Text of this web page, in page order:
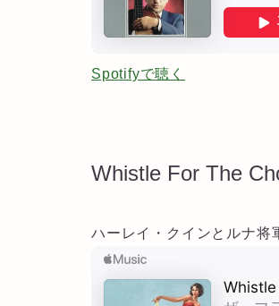
Spotifyで聴く
Whistle For The
ハーレイ・クインとルナ将